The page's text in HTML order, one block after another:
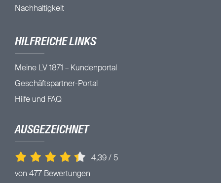
Nachhaltigkeit
HILFREICHE LINKS
Meine LV 1871 – Kundenportal
Geschäftspartner-Portal
Hilfe und FAQ
AUSGEZEICHNET
4,39/ 5
von 477 Bewertungen